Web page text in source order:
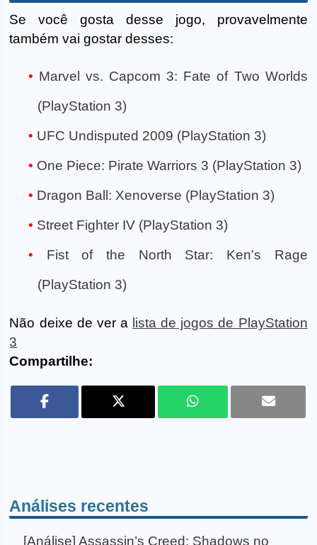
Se você gosta desse jogo, provavelmente
também vai gostar desses:
Marvel vs. Capcom 3: Fate of Two Worlds
(PlayStation 3)
UFC Undisputed 2009 (PlayStation 3)
One Piece: Pirate Warriors 3 (PlayStation 3)
Dragon Ball: Xenoverse (PlayStation 3)
Street Fighter IV (PlayStation 3)
Fist of the North Star: Ken's Rage
(PlayStation 3)
Não deixe de ver a lista de jogos de PlayStation
3
Compartilhe:
Análises recentes
[Análise] Assassin’s Creed: Shadows no